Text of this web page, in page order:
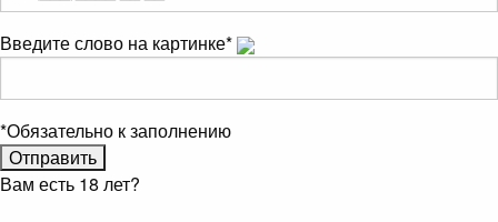
Введите слово на картинке*
*Обязательно к заполнению
Вам есть 18 лет?